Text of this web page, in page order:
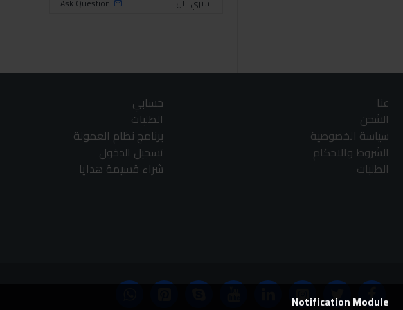
عنا
الشحن
سياسة الخصوصية
الشروط والاحكام
الطلبات
حسابي
الطلبات
برنامج نظام العمولة
تسجيل الدخول
شراء قسيمة هدايا
Notification Module